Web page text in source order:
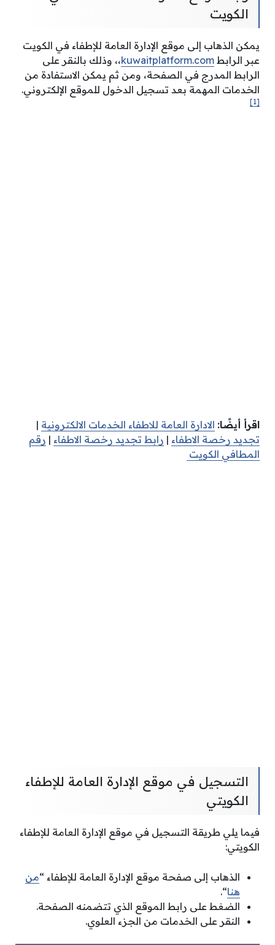
الكويت
يمكن الذهاب إلى موقع الإدارة العامة للإطفاء في الكويت
عبر الرابط kuwaitplatform.com،، وذلك بالنقر على
الرابط المدرج في الصفحة، ومن ثم يمكن الاستفادة من
الخدمات المهمة بعد تسجيل الدخول للموقع الإلكتروني.
[1]
اقرأ أيضًا: الادارة العامة للاطفاء الخدمات الالكترونية |
تجديد رخصة الاطفاء | رابط تجديد رخصة الاطفاء | رقم
المطافي الكويت
التسجيل في موقع الإدارة العامة للإطفاء
الكويتي
فيما يلي طريقة التسجيل في موقع الإدارة العامة للإطفاء
الكويتي:
الذهاب إلى صفحة موقع الإدارة العامة للإطفاء “من
هنا“.
الضغط على رابط الموقع الذي تتضمنه الصفحة.
النقر على الخدمات من الجزء العلوي.